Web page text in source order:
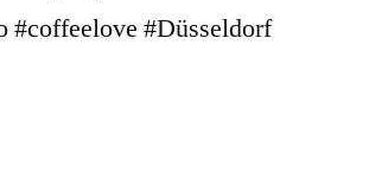
#coffeelove #Düsseldorf